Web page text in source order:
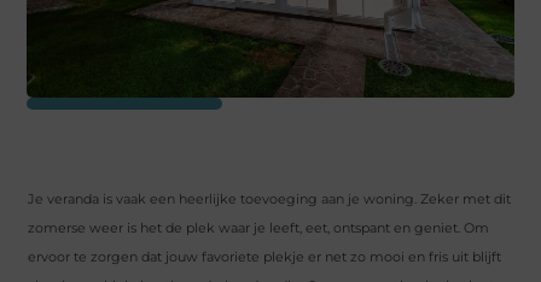
Je veranda is vaak een heerlijke toevoeging aan je woning. Zeker met dit
zomerse weer is het de plek waar je leeft, eet, ontspant en geniet. Om
ervoor te zorgen dat jouw favoriete plekje er net zo mooi en fris uit blijft